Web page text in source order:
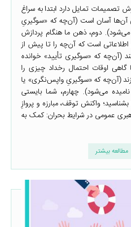
تصمیمات تمایل دارد ابتدا به سراغ
آن‌ها آسان است (آن‌چه که «سوگیریِ
دوم، ذهن ما هنگام پردازش
است که آن‌چه را تا پیش از
(آن‌چه که «سوگیری تأیید» خوانده
اوقات احتمال رخداد چیزی را
(آن‌چه که «سوگیریِ واپس‌نگری» یا
می‌شود). چهارم، شما بایستی
واکنش توقف، مبارزه و پروازِ
عمومی در شرایط بحران: کمک به
مطالعه بیشتر